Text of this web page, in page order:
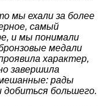
мы ехали за более
самый
и мы понимали
медали
характер,
завершила
рады
большего.